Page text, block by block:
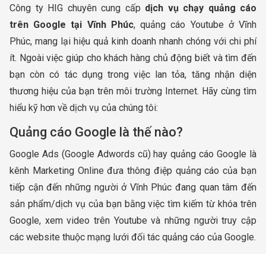
Công ty HIG chuyên cung cấp dịch vụ chạy quảng cáo
trên Google tại Vĩnh Phúc, quảng cáo Youtube ở Vĩnh
Phúc, mang lại hiệu quả kinh doanh nhanh chóng với chi phí
ít. Ngoài việc giúp cho khách hàng chủ động biết và tìm đến
bạn còn có tác dụng trong việc lan tỏa, tăng nhận diện
thương hiệu của bạn trên môi trường Internet. Hãy cùng tìm
hiểu kỹ hơn về dịch vụ của chúng tôi:
Quảng cáo Google là thế nào?
Google Ads (Google Adwords cũ) hay quảng cáo Google là
kênh Marketing Online đưa thông điệp quảng cáo của bạn
tiếp cận đến những người ở Vĩnh Phúc đang quan tâm đến
sản phẩm/dịch vụ của bạn bằng việc tìm kiếm từ khóa trên
Google, xem video trên Youtube và những người truy cập
các website thuộc mạng lưới đối tác quảng cáo của Google.